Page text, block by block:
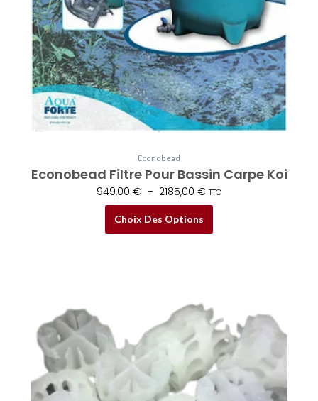
Econobead
Econobead Filtre Pour Bassin Carpe Koi
949,00 € – 2185,00 € TTC
Choix Des Options
produit